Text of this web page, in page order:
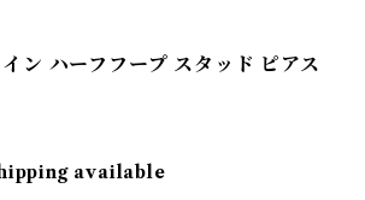
ン ハーフフープ スタッド ピアス
available